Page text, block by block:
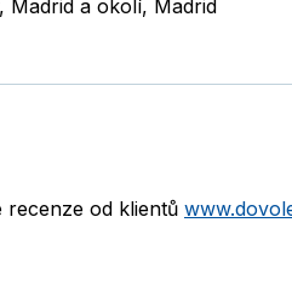
, Madrid a okolí, Madrid
recenze od klientů